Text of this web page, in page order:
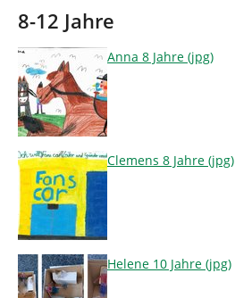
8-12 Jahre
Anna 8 Jahre (jpg)
Clemens 8 Jahre (jpg)
Helene 10 Jahre (jpg)